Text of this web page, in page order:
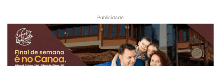
Publicidade